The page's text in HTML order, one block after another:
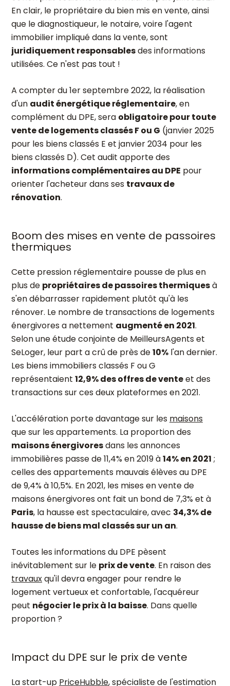
En clair, le propriétaire du bien mis en vente, ainsi
que le diagnostiqueur, le notaire, voire l'agent
immobilier impliqué dans la vente, sont
juridiquement responsablesdes informations
utilisées. Ce n'est pas tout !
A compter du 1er septembre 2022, la réalisation
d'un audit énergétique réglementaire, en
complément du DPE, sera obligatoire pour toute
vente de logements classés F ou G (janvier 2025
pour les biens classés E et janvier 2034 pour les
biens classés D). Cet audit apporte des
informations complémentaires au DPE pour
orienter l'acheteur dans ses travaux de
rénovation.
Boom des mises en vente de passoires
thermiques
Cette pression réglementaire pousse de plus en
plus de propriétaires de passoires thermiquesà
s'en débarrasser rapidement plutôt qu'à les
rénover. Le nombre de transactions de logements
énergivores a nettement augmenté en 2021.
Selon une étude conjointe de MeilleursAgents et
SeLoger, leur part a crû de près de10% l'an dernier.
Les biens immobiliers classés F ou G
représentaient 12,9% des offres de venteet des
transactions sur ces deux plateformes en 2021.
L'accélération porte davantage sur les maisons
que sur les appartements. La proportion des
maisons énergivoresdans les annonces
immobilières passe de 11,4% en 2019 à14% en 2021 ;
celles des appartements mauvais élèves au DPE
de 9,4% à 10,5%. En 2021, les mises en vente de
maisons énergivores ont fait un bond de 7,3% et à
Paris, la hausse est spectaculaire, avec 34,3% de
hausse de biens mal classés sur un an.
Toutes les informations du DPE pèsent
inévitablement sur le prix de vente. En raison des
travauxqu'il devra engager pour rendre le
logement vertueux et confortable, l'acquéreur
peut négocier le prix à la baisse. Dans quelle
proportion ?
Impact du DPE sur le prix de vente
La start-up PriceHubble, spécialiste de l'estimation